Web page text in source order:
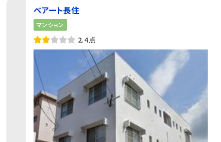
ベアート長住
マンション
2.4点